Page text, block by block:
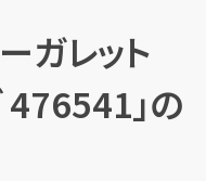
ガレット
476541」の